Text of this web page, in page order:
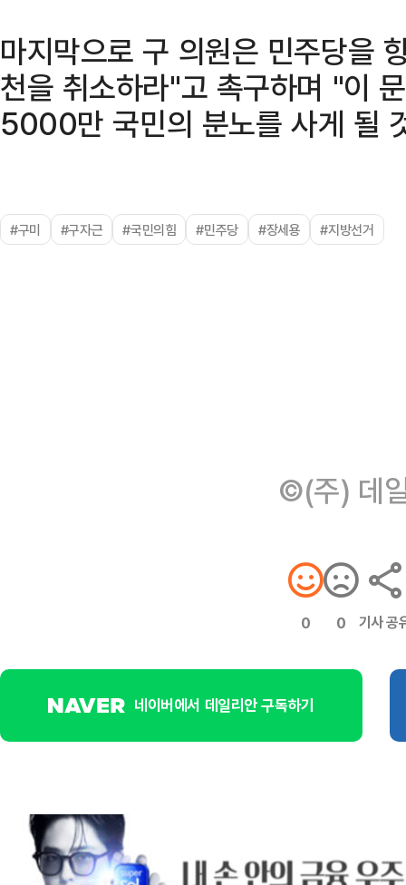
마지막으로 구 의원은 민주당을
천을 취소하라"고 촉구하며 "이
5000만 국민의 분노를 사게 될
#구미 #구자근 #국민의힘 #민주당 #장세용 #지방선거
©(주) 데
0 0 기사 공
네이버에서 데일리안 구독하기